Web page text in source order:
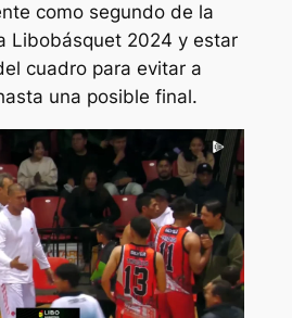
como segundo de la
Libobásquet 2024 y estar
cuadro para evitar a
una posible final.